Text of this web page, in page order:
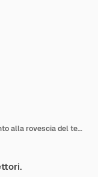
L'insieme del cronometro esegue il conto alla rovescia del tempo